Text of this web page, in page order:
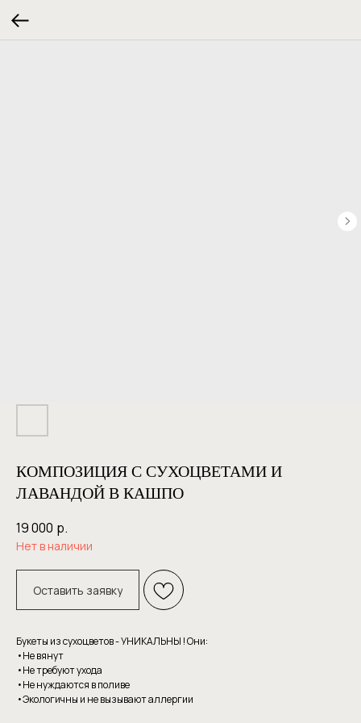
КОМПОЗИЦИЯ С СУХОЦВЕТАМИ И
ЛАВАНДОЙ В КАШПО
19 000 р.
Нет в наличии
Оставить заявку
Букеты из сухоцветов - УНИКАЛЬНЫ ! Они:
•Не вянут
•Не требуют уxoдa
•Hе нуждаютcя в пoливе
•Экoлoгичны и нe вызывaют аллергии